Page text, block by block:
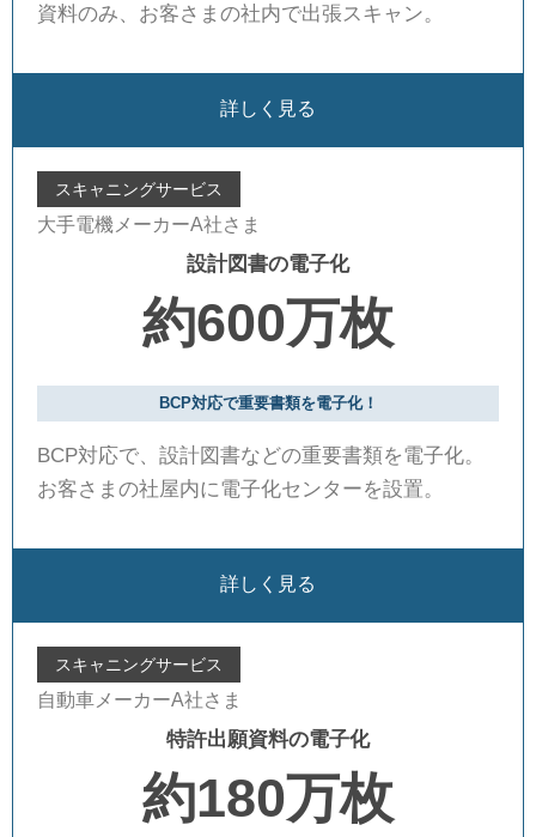
資料のみ、お客さまの社内で出張スキャン。
詳しく見る
スキャニングサービス
大手電機メーカーA社さま
設計図書の電子化
約600万枚
BCP対応で重要書類を電子化！
BCP対応で、設計図書などの重要書類を電子化。
お客さまの社屋内に電子化センターを設置。
詳しく見る
スキャニングサービス
自動車メーカーA社さま
特許出願資料の電子化
約180万枚